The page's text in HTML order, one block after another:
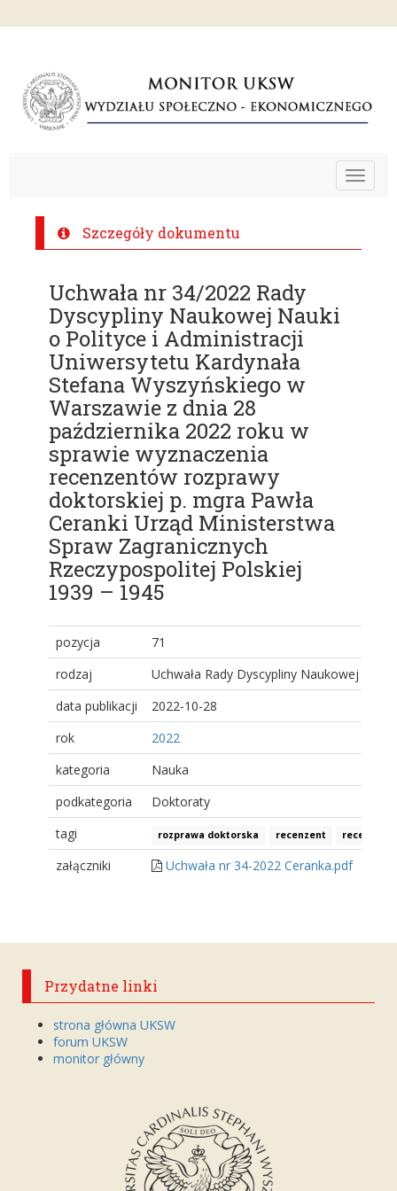
Toggle
Szczegóły dokumentu
Uchwała nr 34/2022 Rady
Dyscypliny Naukowej Nauki
o Polityce i Administracji
Uniwersytetu Kardynała
Stefana Wyszyńskiego w
Warszawie z dnia 28
października 2022 roku w
sprawie wyznaczenia
recenzentów rozprawy
doktorskiej p. mgra Pawła
Ceranki Urząd Ministerstwa
Spraw Zagranicznych
Rzeczypospolitej Polskiej
1939 – 1945
pozycja
71
rodzaj
Uchwała Rady Dyscypliny Naukowej
data publikacji
2022-10-28
rok
2022
kategoria
Nauka
podkategoria
Doktoraty
tagi
rozprawa doktorska recenzent recenzenci
załączniki Uchwała nr 34-2022 Ceranka.pdf
Przydatne linki
strona główna UKSW
forum UKSW
monitor główny